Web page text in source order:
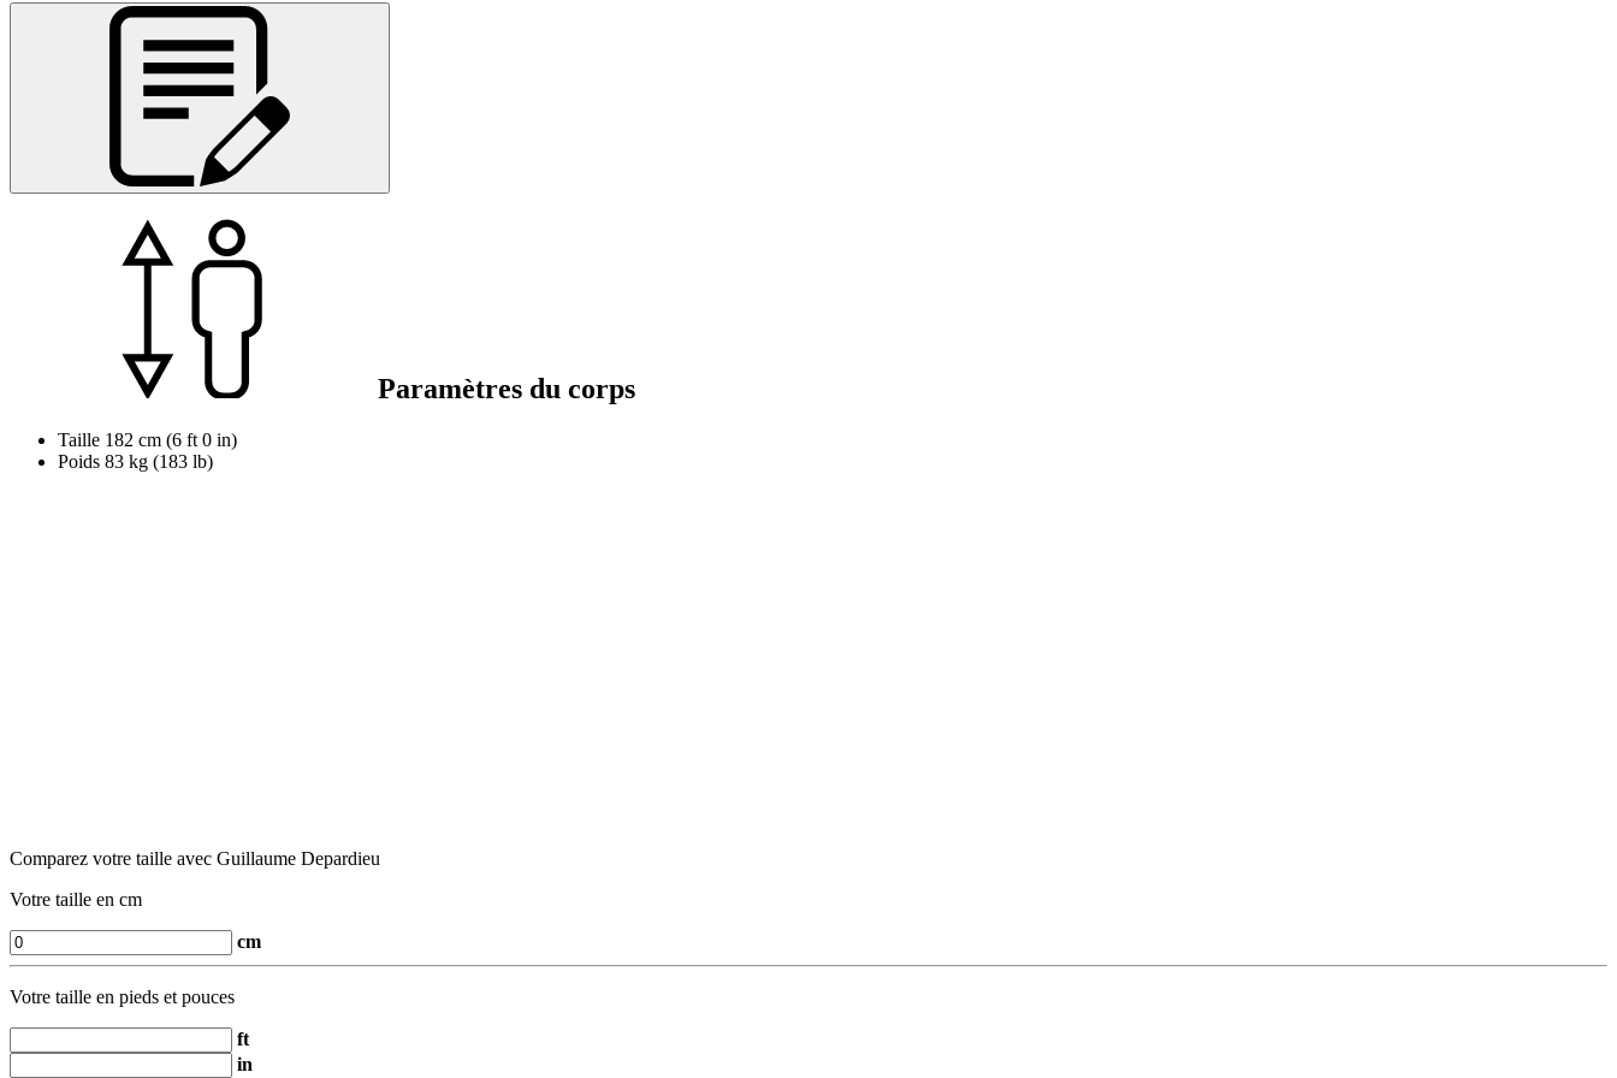
Paramètres du corps
Taille 182 cm (6 ft 0 in)
Poids 83 kg (183 lb)
Comparez votre taille avec Guillaume Depardieu
Votre taille en cm
cm
Votre taille en pieds et pouces
ft
in